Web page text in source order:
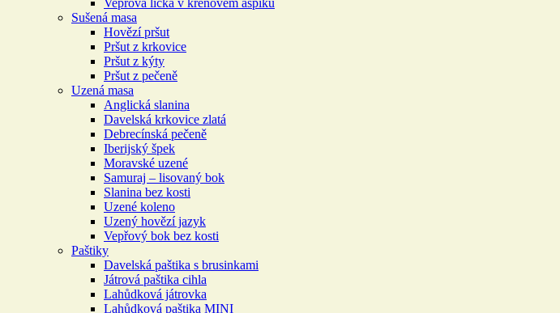
Vepřová líčka v křenovém aspiku
Sušená masa
Hovězí pršut
Pršut z krkovice
Pršut z kýty
Pršut z pečeně
Uzená masa
Anglická slanina
Davelská krkovice zlatá
Debrecínská pečeně
Iberijský špek
Moravské uzené
Samuraj – lisovaný bok
Slanina bez kosti
Uzené koleno
Uzený hovězí jazyk
Vepřový bok bez kosti
Paštiky
Davelská paštika s brusinkami
Játrová paštika cihla
Lahůdková játrovka
Lahůdková paštika MINI